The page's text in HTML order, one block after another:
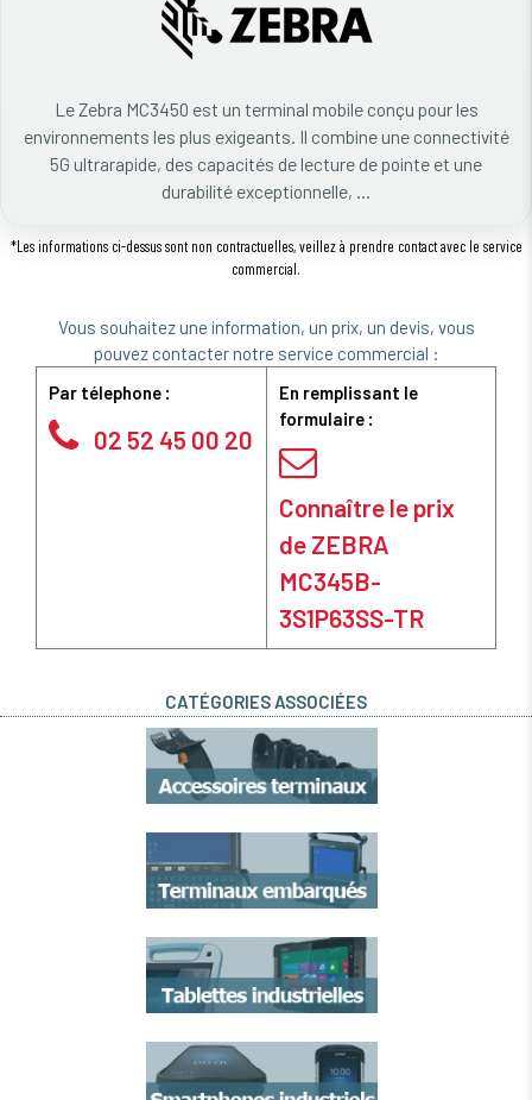
Le Zebra MC3450 est un terminal mobile conçu pour les
environnements les plus exigeants. Il combine une connectivité
5G ultrarapide, des capacités de lecture de pointe et une
durabilité exceptionnelle, ...
*Les informations ci-dessus sont non contractuelles, veillez à prendre contact avec le service
commercial.
Vous souhaitez une information, un prix, un devis, vous
pouvez contacter notre service commercial :
Par télephone :
02 52 45 00 20
En remplissant le
formulaire :
Connaître le prix
de ZEBRA
MC345B-
3S1P63SS-TR
CATÉGORIES ASSOCIÉES